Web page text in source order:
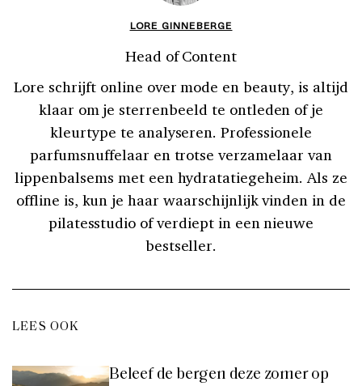
LORE GINNEBERGE
Head of Content
Lore schrijft online over mode en beauty, is altijd
klaar om je sterrenbeeld te ontleden of je
kleurtype te analyseren. Professionele
parfumsnuffelaar en trotse verzamelaar van
lippenbalsems met een hydratatiegeheim. Als ze
offline is, kun je haar waarschijnlijk vinden in de
pilatesstudio of verdiept in een nieuwe
bestseller.
LEES OOK
Beleef de bergen deze zomer op